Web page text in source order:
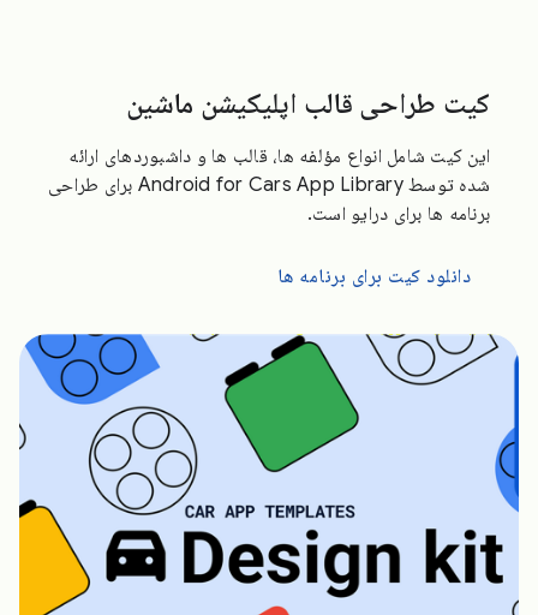
کیت طراحی قالب اپلیکیشن ماشین
این کیت شامل انواع مؤلفه ها، قالب ها و داشبوردهای ارائه
شده توسط Android for Cars App Library برای طراحی
برنامه ها برای درایو است.
دانلود کیت برای برنامه ها